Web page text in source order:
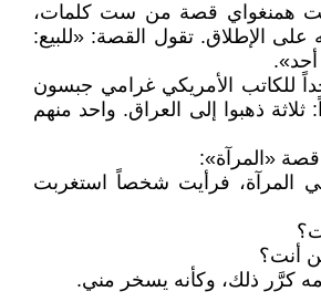
همنغواي قصة من ست كلمات،
على الإطلاق. تقول القصة: «للبيع:
للكاتب الأمريكي غرامي جبسون
ذهبوا إلى العراق. واحد منهم
المرآة، فرأيت شخصاً استغربت
أنت؟
كرَّر ذلك، وكأنه يسخر مني.